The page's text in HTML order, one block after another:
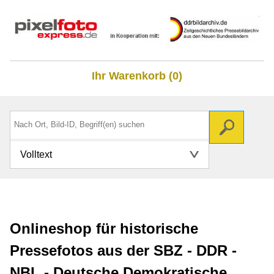
Ihr Warenkorb (0)
Volltext
Onlineshop für historische
Pressefotos aus der SBZ - DDR -